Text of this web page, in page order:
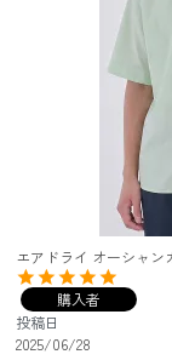
エアドライ オーシャン
購入者
投稿日
2025/06/28